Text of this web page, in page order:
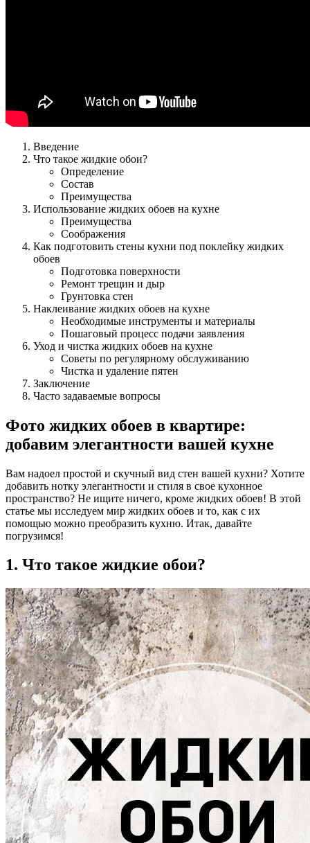
Введение
Что такое жидкие обои?
Определение
Состав
Преимущества
Использование жидких обоев на кухне
Преимущества
Соображения
Как подготовить стены кухни под поклейку жидких
обоев
Подготовка поверхности
Ремонт трещин и дыр
Грунтовка стен
Наклеивание жидких обоев на кухне
Необходимые инструменты и материалы
Пошаговый процесс подачи заявления
Уход и чистка жидких обоев на кухне
Советы по регулярному обслуживанию
Чистка и удаление пятен
Заключение
Часто задаваемые вопросы
Фото жидких обоев в квартире:
добавим элегантности вашей кухне
Вам надоел простой и скучный вид стен вашей кухни? Хотите
добавить нотку элегантности и стиля в свое кухонное
пространство? Не ищите ничего, кроме жидких обоев! В этой
статье мы исследуем мир жидких обоев и то, как с их
помощью можно преобразить кухню. Итак, давайте
погрузимся!
1. Что такое жидкие обои?